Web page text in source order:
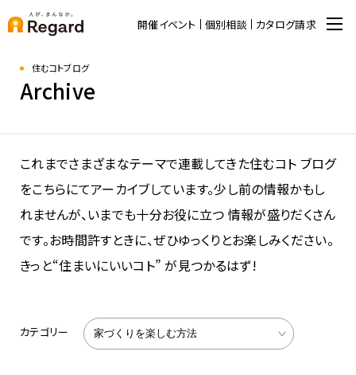
開催イベント 個別相談 カタログ請求
住むコトブログ
Archive
これまでさまざまなテーマで連載してきた住むコト ブログ
をこちらにてアーカイブしています。少し前の情報かもし
れませんが、いまでも十分お役に立つ 情報が盛りだくさん
です。お時間許すときに、ぜひゆっくりとお楽しみください。
きっと“住まいにいいコト” が見つかるはず!
カテゴリー 家づくりを楽しむ方法